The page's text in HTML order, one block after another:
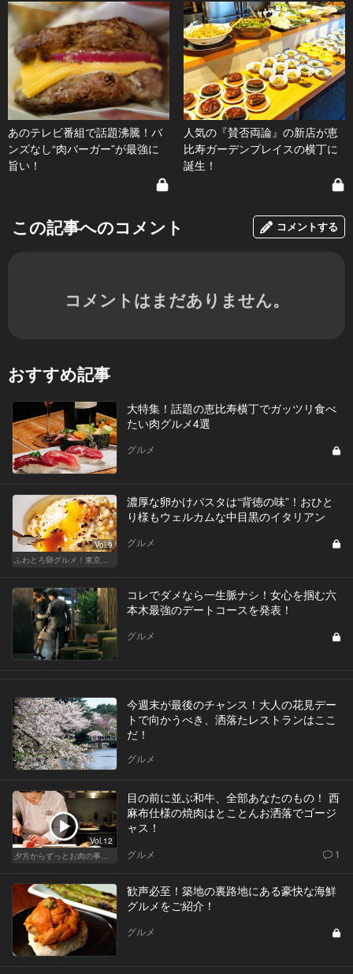
あのテレビ番組で話題沸騰！バ
ンズなし“肉バーガー”が最強に
旨い！
人気の『賛否両論』の新店が恵
比寿ガーデンプレイスの横丁に
誕生！
この記事へのコメント コメントする
コメントはまだありません。
おすすめ記事
大特集！話題の恵比寿横丁でガッツリ食べ
たい肉グルメ4選
グルメ
Vol.9
ふわとろ卵グルメ！東京で外せない人気店
濃厚な卵かけパスタは“背徳の味”！おひと
り様もウェルカムな中目黒のイタリアン
グルメ
コレでダメなら一生脈ナシ！女心を掴む六
本木最強のデートコースを発表！
グルメ
今週末が最後のチャンス！大人の花見デー
トで向かうべき、洒落たレストランはここ
だ！
グルメ
Vol.12
夕方からずっとお肉の事を考えてる貴方へ
目の前に並ぶ和牛、全部あなたのもの！ 西
麻布仕様の焼肉はとことんお洒落でゴージ
ャス！
グルメ 1
歓声必至！築地の裏路地にある豪快な海鮮
グルメをご紹介！
グルメ